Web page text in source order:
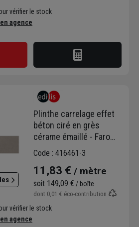
vérifier le stock
agence
Plinthe carrelage effet
béton ciré en grès
cérame émaillé - Faro
Edilis - 45,0 CM x 8,00
Code : 416461-3
11,83 € / mètre
soit 149,09 € / boîte
dont 0,01 € éco-contribution
vérifier le stock
agence